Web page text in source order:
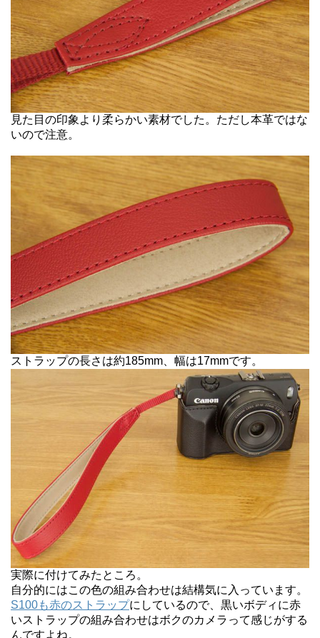
見た目の印象より柔らかい素材でした。ただし本革ではな
いので注意。
ストラップの長さは約185mm、幅は17mmです。
実際に付けてみたところ。
自分的にはこの色の組み合わせは結構気に入っています。
S100も赤のストラップにしているので、黒いボディに赤
いストラップの組み合わせはボクのカメラって感じがする
んですよね。